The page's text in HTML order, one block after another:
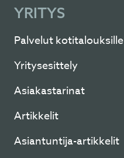
YRITYS
Palvelut kotitalouksille
Yritysesittely
Asiakastarinat
Artikkelit
Asiantuntija-artikkelit